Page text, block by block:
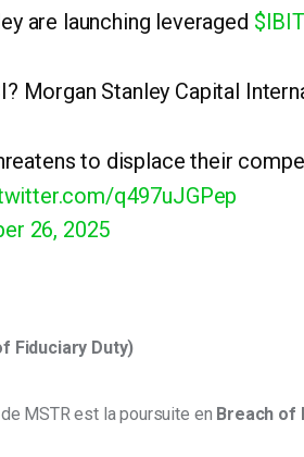
are launching leveraged $IBIT
Morgan Stanley Capital
to displace their
q497uJGPep
26, 2025
Fiduciary Duty)
MSTR est la poursuite en Breach of